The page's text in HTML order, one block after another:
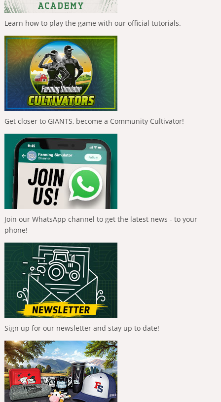
Learn how to play the game with our official tutorials.
Get closer to GIANTS, become a Community Cultivator!
Join our WhatsApp channel to get the latest news - to your
phone!
Sign up for our newsletter and stay up to date!